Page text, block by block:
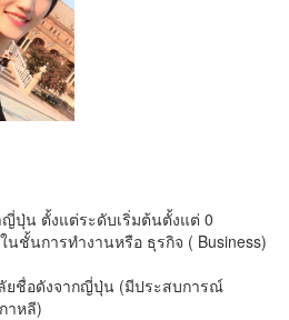
ปุ่น ตั้งแต่ระดับเริ่มต้นตั้งแต่ 0
นชั้นการทำงานหรือ ธุรกิจ ( Business)
ยชื่อดังจากญี่ปุ่น (มีประสบการณ์
าหลี)